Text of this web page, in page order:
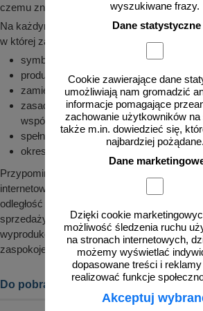
wyszukiwane frazy.
Dane statystyczne
Cookie zawierające dane
umożliwiają nam gromadzić
informacje pomagające
zachowanie użytkowników na
także m.in. dowiedzieć się,
najbardziej pożądane.
Dane
Dzięki cookie
możliwość śledzenia ruchu
na stronach internetowych,
możemy wyświetlać
dopasowane treści i
realizować funkcje
Akceptuj
czemu znak jest
bezpieczny w montażu i
Na każdym znaku znajduje się odpowiednia
w której zawarte są m. in. takie informacje jak:
symbol znaku, grubość blachy, wymiary
producent, data produkcji
zamierzone zastosowanie
zasadnicze charakterystyki
współczynnik odblasku, odporność na
spełniana norma, numer deklaracji
okres przydatności
Przypominamy, że zgodnie z pkt. 8.9
internetowego znakowo.pl prawo
odległość nie przysługuje konsumentowi w
sprzedaży, której przedmiotem jest produkt
wyprodukowany według specyfikacji
zaspokojeniu jego zindywidualizowanych
Do pobrania: